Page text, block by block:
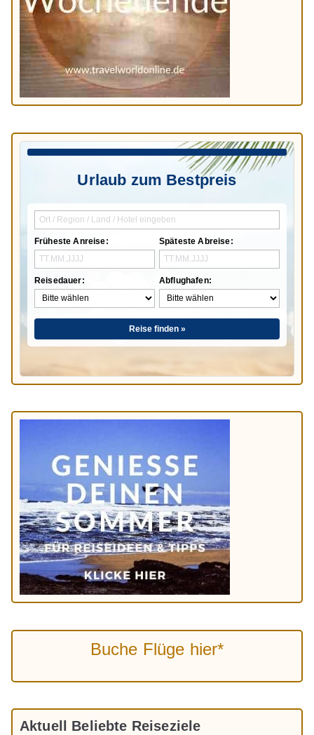
Urlaub zum Bestpreis
Früheste Anreise:
Reisedauer:
Späteste Abreise:
Abflughafen:
Reise finden »
Buche Flüge hier*
Aktuell Beliebte Reiseziele